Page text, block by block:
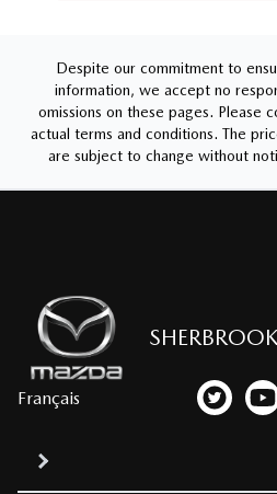
Despite our commitment to
information, we accept no
omissions on these pages. Please
actual terms and conditions. The
are subject to change without
Français Link to